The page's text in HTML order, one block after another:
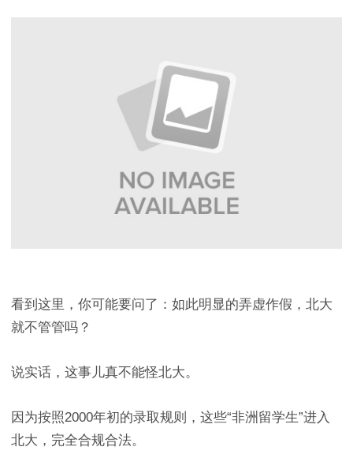
看到这里，你可能要问了：如此明显的弄虚作假，北大
就不管管吗？
说实话，这事儿真不能怪北大。
因为按照2000年初的录取规则，这些“非洲留学生”进入
北大，完全合规合法。